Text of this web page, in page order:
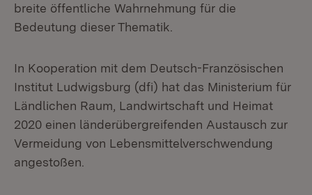
breite öffentliche Wahrnehmung für die
Bedeutung dieser Thematik.
In Kooperation mit dem Deutsch-Französischen
Institut Ludwigsburg (dfi) hat das Ministerium für
Ländlichen Raum, Landwirtschaft und Heimat
2020 einen länderübergreifenden Austausch zur
Vermeidung von Lebensmittelverschwendung
angestoßen.